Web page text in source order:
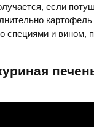
если
специями и вином,